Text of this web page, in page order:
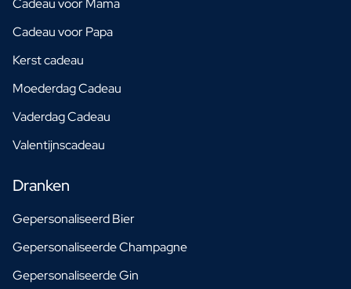
Cadeau voor Mama
Cadeau voor Papa
Kerst cadeau
Moederdag Cadeau
Vaderdag Cadeau
Valentijnscadeau
Dranken
Gepersonaliseerd Bier
Gepersonaliseerde Champagne
Gepersonaliseerde Gin